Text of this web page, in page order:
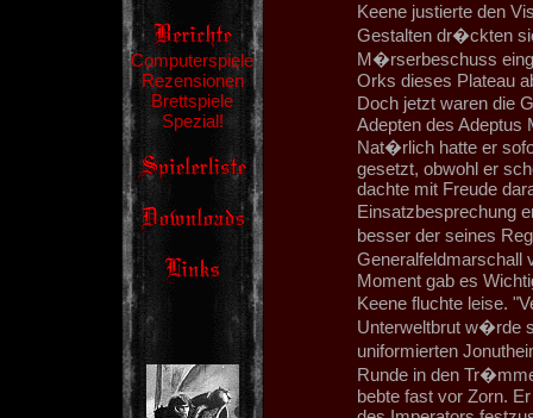
Computerspiele
Rezensionen
Brettspiele
Spezial!
Keene justierte den
Gestalten dr�ckten
M�rserbeschuss
Orks dieses Plateau
Doch jetzt waren die
Adepten des Adeptus
Nat�rlich hatte er
gesetzt, obwohl er
dachte mit Freude
Einsatzbesprechung
besser der seines
Generalfeldmarschall
Moment gab es
Keene fluchte leise.
Unterweltbrut w�rde
uniformierten
Runde in den
bebte fast vor Zorn.